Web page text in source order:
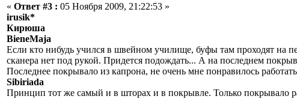
« Ответ #3 : 05 Ноября 2009, 21:22:53 »
irusik*
Кирюша
BieneMaja
Если кто нибудь учился в швейном училище, буфы там проходят на
сканера нет под рукой. Придется подождать... А на последнем
Последнее покрывало из капрона, не очень мне понравилось
Sibiriada
Принцип тот же самый и в шторах и в покрывле. Только покрывало